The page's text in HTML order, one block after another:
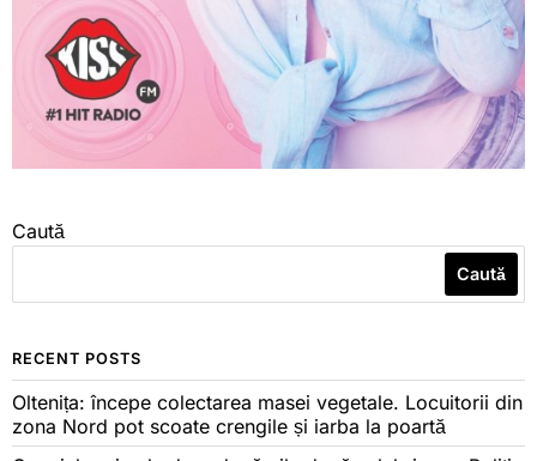
Caută
Caută
RECENT POSTS
Oltenița: începe colectarea masei vegetale. Locuitorii din
zona Nord pot scoate crengile și iarba la poartă